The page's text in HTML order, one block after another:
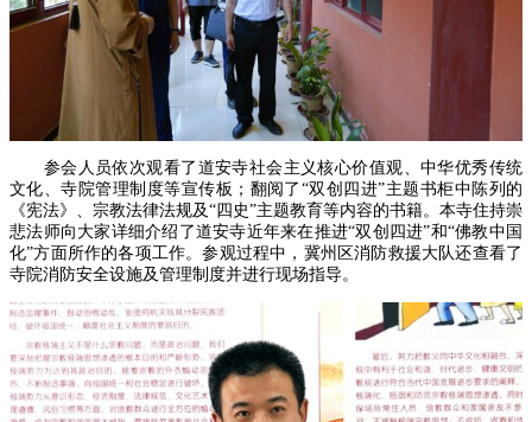
参会人员依次观看了道安寺社会主义核心价值观、中华优秀传统
文化、寺院管理制度等宣传板；翻阅了“双创四进”主题书柜中陈列的
《宪法》、宗教法律法规及“四史”主题教育等内容的书籍。本寺住持崇
悲法师向大家详细介绍了道安寺近年来在推进“双创四进”和“佛教中国
化”方面所作的各项工作。参观过程中，冀州区消防救援大队还查看了
寺院消防安全设施及管理制度并进行现场指导。